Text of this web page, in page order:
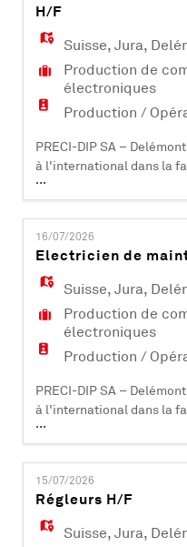
IT
DE
ES
PT
médicaux et
H/F
Suisse,Jura,
Production de
électroniques
Production /
PRECI-DIP SA –
à l'international dans la
composants
connecteurs). Certifiée
9100 et IATF 16949, elle
collaborateurs et est
industriels,
médicaux et
...
16/07/2026
Electricien de
Suisse,Jura,
Production de
électroniques
Production /
PRECI-DIP SA –
à l'international dans la
composants
connecteurs). Certifiée
9100 et IATF 16949, elle
collaborateurs et est
industriels,
médicaux et
...
15/07/2026
Régleurs H/F
Suisse,Jura,